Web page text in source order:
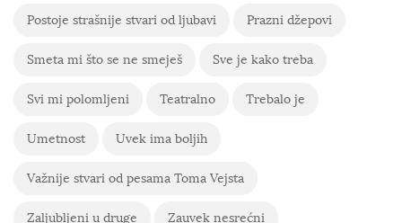
Postoje strašnije stvari od ljubavi Prazni džepovi
Smeta mi što se ne smeješ Sve je kako treba
Svi mi polomljeni Teatralno Trebalo je
Umetnost Uvek ima boljih
Važnije stvari od pesama Toma Vejsta
Zaljubljeni u druge Zauvek nesrećni